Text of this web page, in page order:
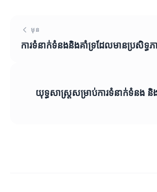
មុន
ការទំនាក់ទំនងនិងគាំទ្រដែលមានប្រសិទ្ធភ
យុទ្ធសាស្ត្រសម្រាប់ការទំនាក់ទំនង និ